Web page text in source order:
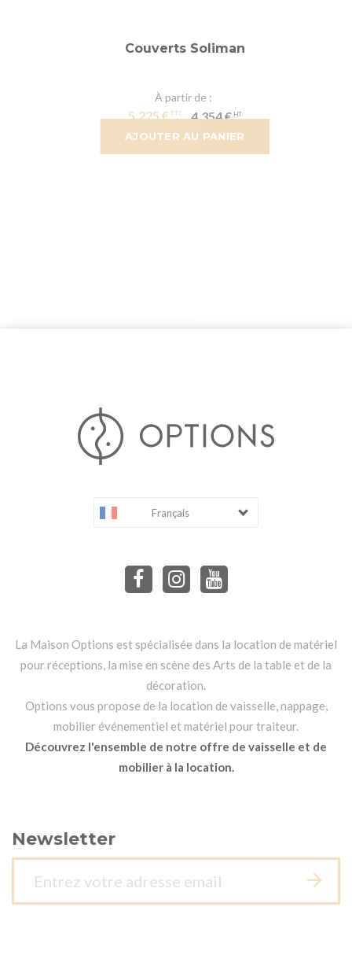
AJOUTER AU PANIER
Couverts Soliman
À partir de
5,225 € 4,354 €
Français
La Maison Options est spécialisée dans la location de matériel
pour réceptions, la mise en scène des Arts de la table et de la
décoration.
Options vous propose de la location de vaisselle, nappage,
mobilier événementiel et matériel pour traiteur.
Découvrez l'ensemble de notre offre de vaisselle et de
mobilier à la location.
Newsletter